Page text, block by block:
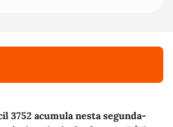
3752 acumula nesta segunda-